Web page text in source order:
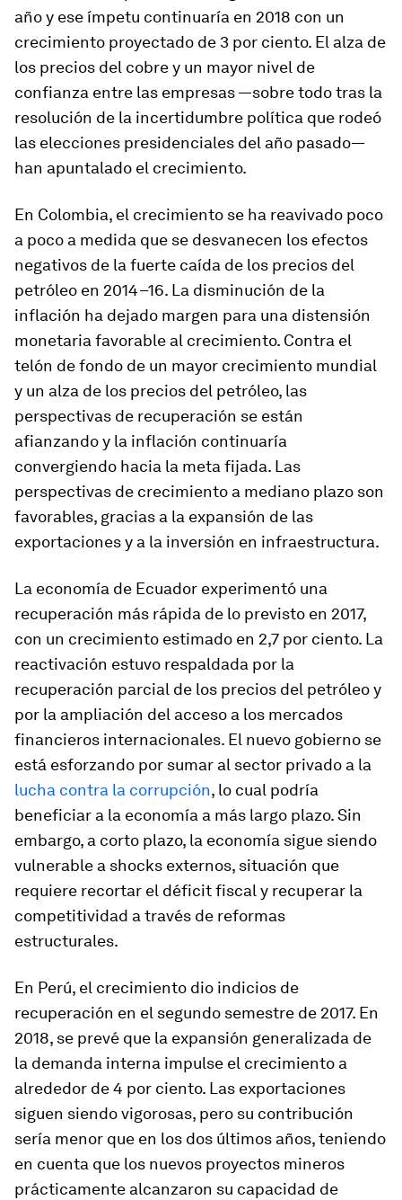
año y ese ímpetu continuaría en 2018 con un
crecimiento proyectado de 3 por ciento. El alza de
los precios del cobre y un mayor nivel de
confianza entre las empresas —sobre todo tras la
resolución de la incertidumbre política que rodeó
las elecciones presidenciales del año pasado—
han apuntalado el crecimiento.
En Colombia, el crecimiento se ha reavivado poco
a poco a medida que se desvanecen los efectos
negativos de la fuerte caída de los precios del
petróleo en 2014–16. La disminución de la
inflación ha dejado margen para una distensión
monetaria favorable al crecimiento. Contra el
telón de fondo de un mayor crecimiento mundial
y un alza de los precios del petróleo, las
perspectivas de recuperación se están
afianzando y la inflación continuaría
convergiendo hacia la meta fijada. Las
perspectivas de crecimiento a mediano plazo son
favorables, gracias a la expansión de las
exportaciones y a la inversión en infraestructura.
La economía de Ecuador experimentó una
recuperación más rápida de lo previsto en 2017,
con un crecimiento estimado en 2,7 por ciento. La
reactivación estuvo respaldada por la
recuperación parcial de los precios del petróleo y
por la ampliación del acceso a los mercados
financieros internacionales. El nuevo gobierno se
está esforzando por sumar al sector privado a la
lucha contra la corrupción, lo cual podría
beneficiar a la economía a más largo plazo. Sin
embargo, a corto plazo, la economía sigue siendo
vulnerable a shocks externos, situación que
requiere recortar el déficit fiscal y recuperar la
competitividad a través de reformas
estructurales.
En Perú, el crecimiento dio indicios de
recuperación en el segundo semestre de 2017. En
2018, se prevé que la expansión generalizada de
la demanda interna impulse el crecimiento a
alrededor de 4 por ciento. Las exportaciones
siguen siendo vigorosas, pero su contribución
sería menor que en los dos últimos años, teniendo
en cuenta que los nuevos proyectos mineros
prácticamente alcanzaron su capacidad de